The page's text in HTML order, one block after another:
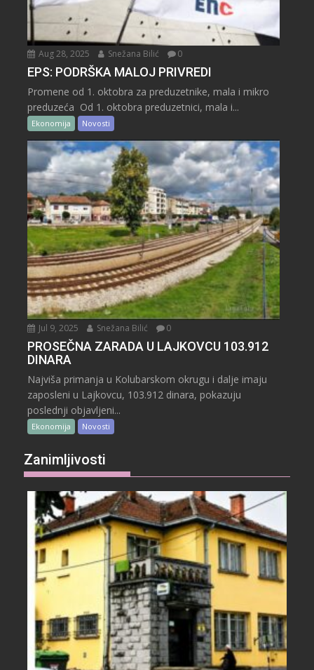
Aug 28, 2025 Snežana Bilić 0
EPS: PODRŠKA MALOJ PRIVREDI
Promene od 1. oktobra za preduzetnike, mala i mikro
preduzeća Od 1. oktobra preduzetnici, mala i...
Ekonomija Novosti
Jul 9, 2025 Snežana Bilić 0
PROSEČNA ZARADA U LAJKOVCU 103.912
DINARA
Najviša primanja u Kolubarskom okrugu i dalje imaju
zaposleni u Lajkovcu, 103.912 dinara, pokazuju
poslednji objavljeni...
Ekonomija Novosti
Zanimljivosti